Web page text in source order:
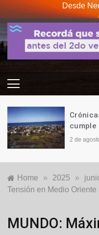
Desde
cumple
2 de
Home » 2025 »
Tensión en Medio Oriente
Internacionales
MUNDO: